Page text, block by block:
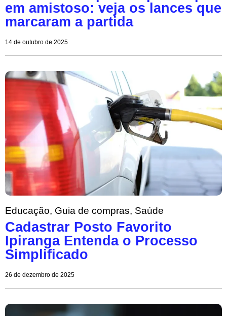
em amistoso: veja os lances que
marcaram a partida
14 de outubro de 2025
Educação, Guia de compras, Saúde
Cadastrar Posto Favorito
Ipiranga Entenda o Processo
Simplificado
26 de dezembro de 2025